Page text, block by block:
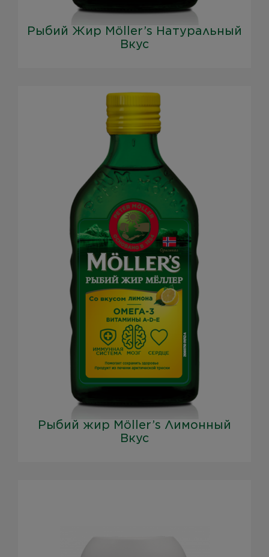
Рыбий Жир Möller’s Натуральный
Вкус
Рыбий жир Möller’s Лимонный
Вкус